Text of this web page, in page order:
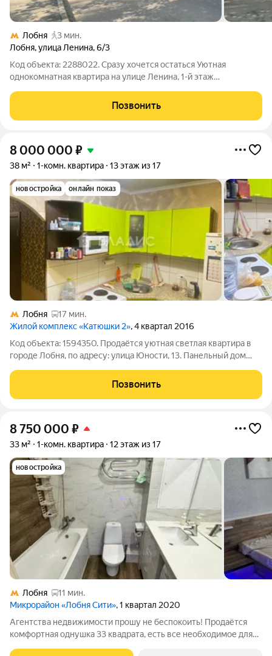
Лобня
3 мин.
Лобня,улица Ленина,6/3
Код объекта: 2288022. Сразу хочется остаться Уютная
однокомнатная квартира на улице Ленина, 1-й этаж
создают приятную атмосферу с
Позвонить
8 000 000 ₽
38 м² 1-комн. квартира 13 этаж из 17
новостройка онлайн показ
Лобня
17 мин.
Жилой комплекс «Катюшки 2», 4 квартал 2016
Код объекта: 1594350. Продаётся уютная светлая квартира в
городе Лобня, по адресу: улица Юности, 13. Панельный дом
Квартира расположена на 13 этаже 17-этажного дома, окна
выходят на улицу. Есть
Позвонить
8 750 000 ₽
33 м² 1-комн. квартира 12 этаж из 17
новостройка
Лобня
11 мин.
Микрорайон «Лобня Сити», 1 квартал 2020
Агентства недвижимости прошу не беспокоить! Продаётся
комфортная однушка 33 квадрата, есть все необходимое для